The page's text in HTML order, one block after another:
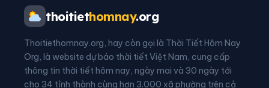
Phường Hoàng Mai
Phường Khương Đình
Phường Kim Liên Phường Láng
Phường Lĩnh Nam Phường Long Biên
thoitiethomnay.org
Thoitiethomnay.org, hay còn gọi là Thời Tiết Hôm Nay
Org, là website dự báo thời tiết Việt Nam, cung cấp
thông tin thời tiết hôm nay, ngày mai và 30 ngày tới
cho 34 tỉnh thành cùng hơn 3.000 xã phường trên cả